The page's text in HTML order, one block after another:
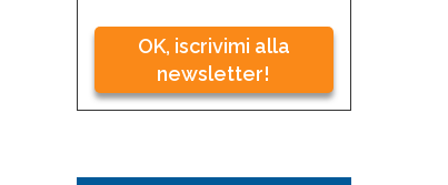
OK, iscrivimi alla
newsletter!